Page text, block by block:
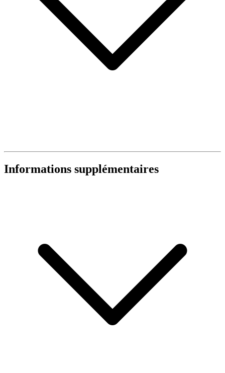
Informations supplémentaires